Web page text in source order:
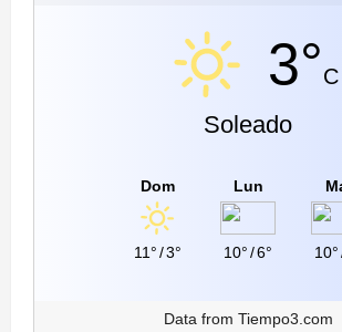
3°C
Soleado
Dom
11°/3°
Lun
10°/6° 10°
Data from Tiempo3.com